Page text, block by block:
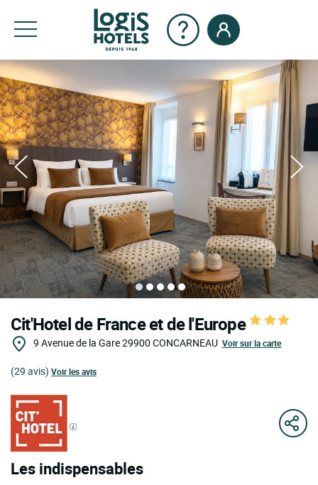
Cit'Hotel de France et de l'Europe
9 Avenue de la Gare29900 CONCARNEAU Voir sur la carte
(29 avis) Voir les avis
Les indispensables